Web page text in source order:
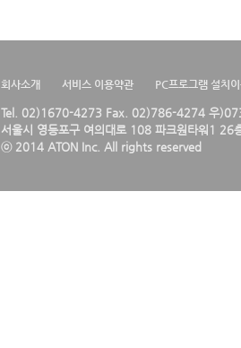
회사소개 서비스 이용약관 PC프로그램 설치
Tel. 02)1670-4273 Fax. 02)786-4274 우
서울시 영등포구 여의대로 108 파크원타워1 26
ⓒ 2014 ATON Inc. All rights reserved